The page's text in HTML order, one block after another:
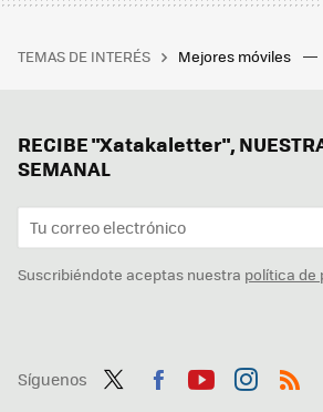
TEMAS DE INTERÉS Mejores móviles
RECIBE "Xatakaletter",
SEMANAL
Suscribiéndote aceptas nuestra política de
Síguenos